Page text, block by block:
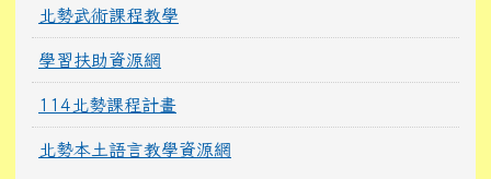
北勢武術課程教學
學習扶助資源網
114北勢課程計畫
北勢本土語言教學資源網